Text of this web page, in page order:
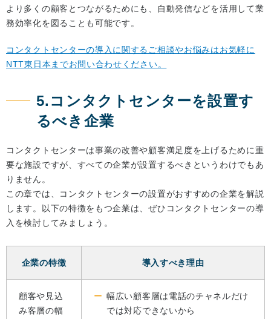
より多くの顧客とつながるためにも、自動発信などを活用して業
務効率化を図ることも可能です。
コンタクトセンターの導入に関するご相談やお悩みはお気軽に
NTT東日本までお問い合わせください。
5.コンタクトセンターを設置す
るべき企業
コンタクトセンターは事業の改善や顧客満足度を上げるために重
要な施設ですが、すべての企業が設置するべきというわけでもあ
りません。
この章では、コンタクトセンターの設置がおすすめの企業を解説
します。以下の特徴をもつ企業は、ぜひコンタクトセンターの導
入を検討してみましょう。
企業の特徴 導入すべき理由
顧客や見込
み客層の幅
幅広い顧客層は電話のチャネルだけ
では対応できないから